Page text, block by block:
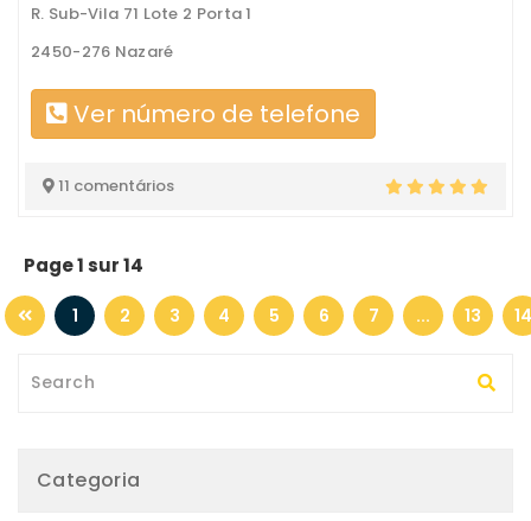
R. Sub-Vila 71 Lote 2 Porta 1
2450-276 Nazaré
Ver número de telefone
11 comentários
Page 1 sur 14
1 2 3 4 5 6 7 ... 13 14
Categoria